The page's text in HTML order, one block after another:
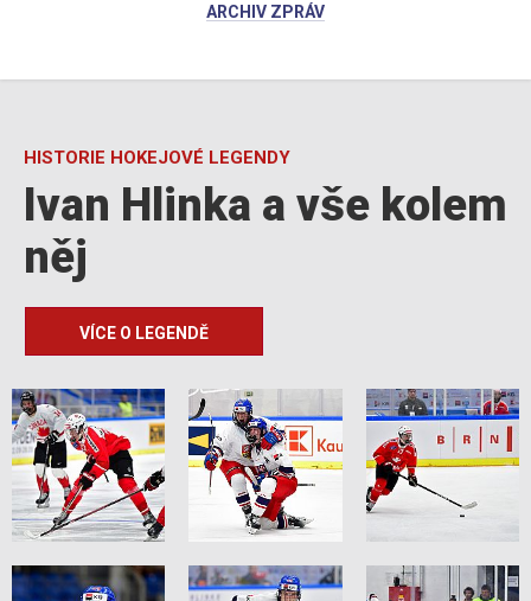
ARCHIV ZPRÁV
HISTORIE HOKEJOVÉ LEGENDY
Ivan Hlinka a vše kolem
něj
VÍCE O LEGENDĚ